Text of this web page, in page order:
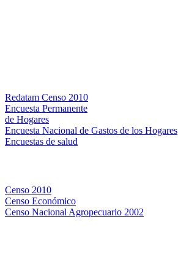
Redatam Censo 2010
Encuesta Permanente
de Hogares
Encuesta Nacional de Gastos de los Hogares
Encuestas de salud
Censo 2010
Censo Económico
Censo Nacional Agropecuario 2002